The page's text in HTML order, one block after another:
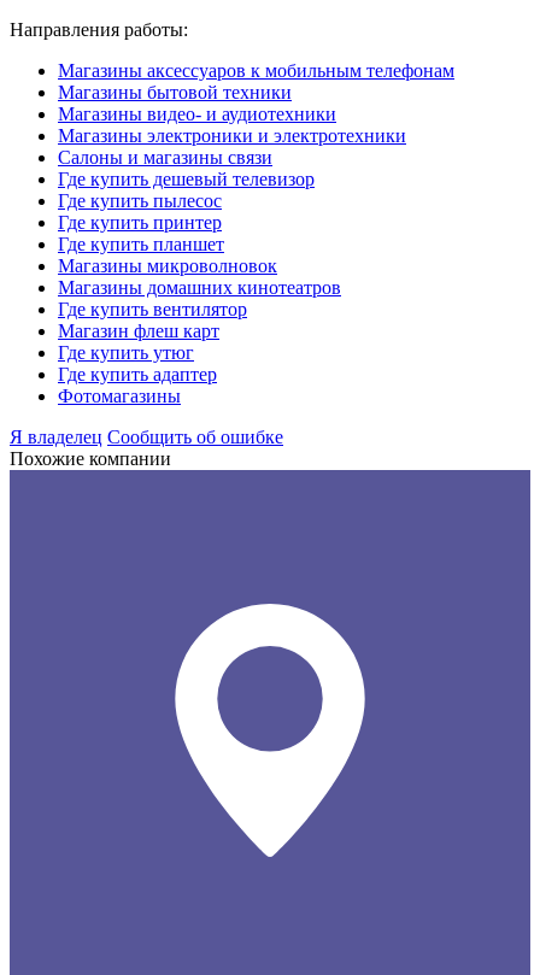
Направления работы:
Магазины аксессуаров к мобильным телефонам
Магазины бытовой техники
Магазины видео- и аудиотехники
Магазины электроники и электротехники
Салоны и магазины связи
Где купить дешевый телевизор
Где купить пылесос
Где купить принтер
Где купить планшет
Магазины микроволновок
Магазины домашних кинотеатров
Где купить вентилятор
Магазин флеш карт
Где купить утюг
Где купить адаптер
Фотомагазины
Я владелец Сообщить об ошибке
Похожие компании